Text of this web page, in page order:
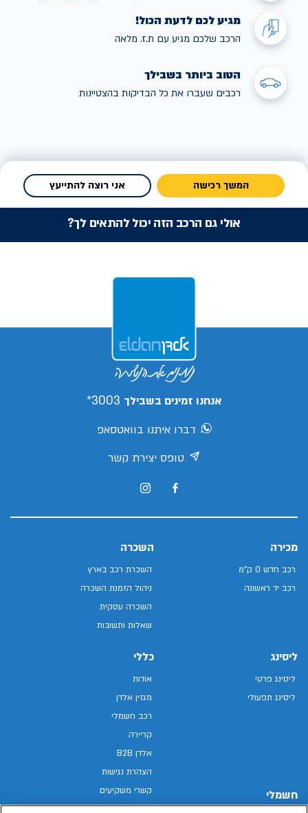
מגיע לכם לדעת הכול!
הרכב שלכם מגיע עם ת.ז. מלאה
הטוב ביותר בשבילך
רכבים שעברו את כל הבדיקות בהצטיינות
המשך רכישה אני רוצה להתייעץ
אולי גם הרכב הזה יכול להתאים לך?
אנחנו זמינים בשבילך 3003*
דברו איתנו בוואטסאפ
טופס יצירת קשר
מכירה
רכב חדש 0 ק"מ
רכב יד ראשונה
השכרה
השכרת רכב בארץ
ניהול הזמנת השכרה
השכרה עסקית
שאלות ותשובות
ליסינג
ליסינג פרטי
ליסינג תפעולי
חשמלי
כללי
אודות
מגזין אלדן
רכב חשמלי
קריירה
אלדן B2B
הצהרת נגישות
קשרי משקיעים
מפת האתר